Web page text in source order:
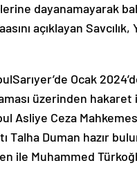
dayanamayarak
açıklayan
Ocak
üzerinden hakaret
Asliye Ceza
Talha Duman hazır
ile Muhammed